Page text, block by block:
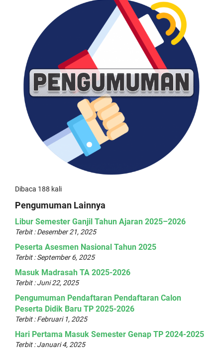
Dibaca 188 kali
Pengumuman Lainnya
Libur Semester Ganjil Tahun Ajaran 2025–2026
Terbit : Desember 21, 2025
Peserta Asesmen Nasional Tahun 2025
Terbit : September 6, 2025
Masuk Madrasah TA 2025-2026
Terbit : Juni 22, 2025
Pengumuman Pendaftaran Pendaftaran Calon
Peserta Didik Baru TP 2025-2026
Terbit : Februari 1, 2025
Hari Pertama Masuk Semester Genap TP 2024-2025
Terbit : Januari 4, 2025